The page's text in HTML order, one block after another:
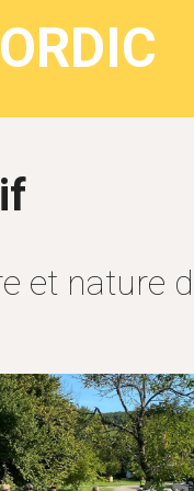
et nature